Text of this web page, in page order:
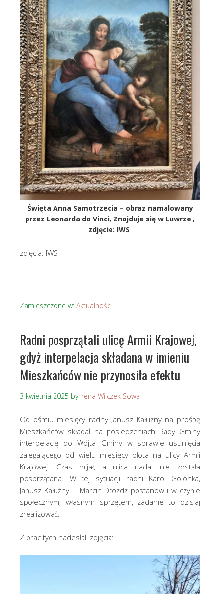
Święta Anna Samotrzecia – obraz namalowany
przez Leonarda da Vinci, Znajduje się w Luwrze ,
zdjęcie: IWS
zdjęcia: IWS
Zamieszczone w: Aktualności
Radni posprzątali ulicę Armii Krajowej,
gdyż interpelacja składana w imieniu
Mieszkańców nie przynosiła efektu
3 kwietnia 2025 by Irena Wilczek Sowa
Od ośmiu miesięcy radny Janusz Kałużny na prośbę
Mieszkańców składał na posiedzeniach Rady Gminy
interpelację do Wójta Gminy w sprawie usunięcia
zalegającego od wielu miesięcy błota na ulicy Armii
Krajowej. Czas mijał, a ulica nadal nie została
posprzątana. W tej sytuacji radni Karol Golonka,
Janusz Kałużny i Marcin Drożdż postanowili w czynie
społecznym, własnym sprzętem, zadanie to dzisiaj
zrealizować.
Z prac tych nadesłali zdjęcia: